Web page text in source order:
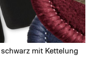
mit Kettelung